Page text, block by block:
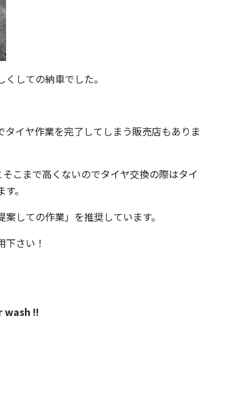
しての納車でした。
イヤ作業を完了してしまう販売店もありま
こまで高くないのでタイヤ交換の際はタイ
。
しての作業」を推奨しています。
さい！
wash !!